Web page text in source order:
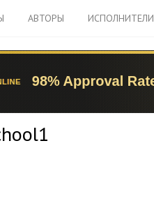
АВТОРЫ ИСПОЛНИТЕЛИ